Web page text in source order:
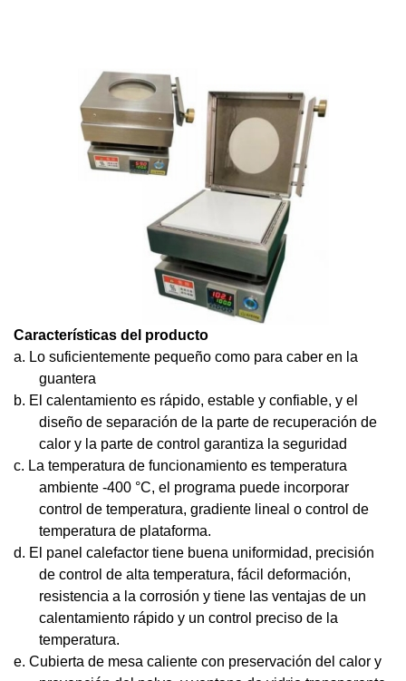
Características del producto
a. Lo suficientemente pequeño como para caber en la
guantera
b. El calentamiento es rápido, estable y confiable, y el
diseño de separación de la parte de recuperación de
calor y la parte de control garantiza la seguridad
c. La temperatura de funcionamiento es temperatura
ambiente -400 °C, el programa puede incorporar
control de temperatura, gradiente lineal o control de
temperatura de plataforma.
d. El panel calefactor tiene buena uniformidad, precisión
de control de alta temperatura, fácil deformación,
resistencia a la corrosión y tiene las ventajas de un
calentamiento rápido y un control preciso de la
temperatura.
e. Cubierta de mesa caliente con preservación del calor y